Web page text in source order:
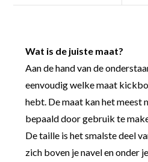
Wat is de juiste maat?
Aan de hand van de
eenvoudig welke maat
hebt. De maat kan het meest
bepaald door gebruik te
De taille is het smalste deel
zich boven je navel en onder